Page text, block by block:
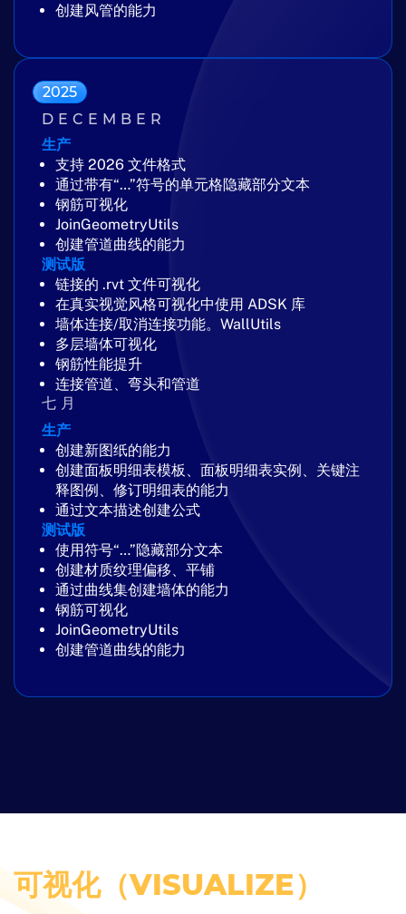
2025
DECEMBER
生产
支持 2026 文件格式
通过带有“…”符号的单元格隐藏部分文本
钢筋可视化
JoinGeometryUtils
创建管道曲线的能力
测试版
链接的 .rvt 文件可视化
在真实视觉风格可视化中使用 ADSK 库
墙体连接/取消连接功能。WallUtils
多层墙体可视化
钢筋性能提升
连接管道、弯头和管道
七月
生产
创建新图纸的能力
创建面板明细表模板、面板明细表实例、关键注
释图例、修订明细表的能力
通过文本描述创建公式
测试版
使用符号“…”隐藏部分文本
创建材质纹理偏移、平铺
通过曲线集创建墙体的能力
钢筋可视化
JoinGeometryUtils
创建管道曲线的能力
创建风管的能力
可视化（VISUALIZE）